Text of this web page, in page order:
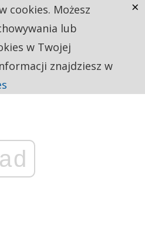
ad
cookies. Możesz
lub
w Twojej
znajdziesz w
×